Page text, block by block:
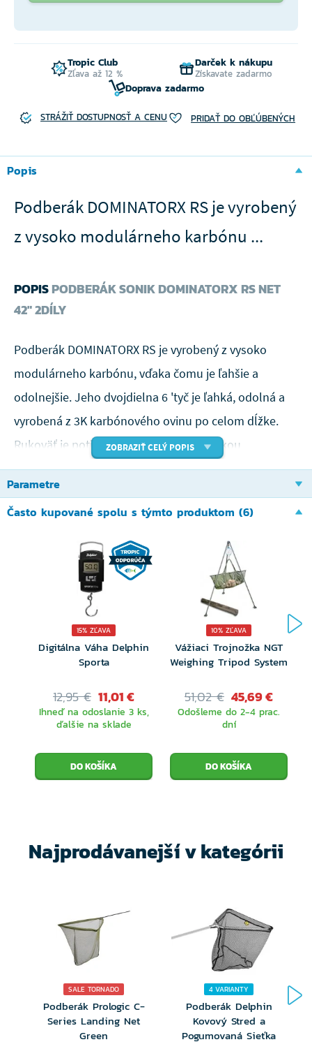
Tropic Club
Zľava až 12 %
Darček k nákupu
Získavate zadarmo
Doprava zadarmo
STRÁŽIŤ DOSTUPNOSŤ A CENU PRIDAŤ DO OBĽÚBENÝCH
Popis
Podberák DOMINATORX RS je vyrobený
z vysoko modulárneho karbónu ...
POPISPODBERÁK SONIK DOMINATORX RS NET
42" 2DÍLY
Podberák DOMINATORX RS je vyrobený z vysoko
modulárneho karbónu, vďaka čomu je ľahšie a
odolnejšie. Jeho dvojdielna 6 'tyč je ľahká, odolná a
vyrobená z 3K karbónového ovinu po celom dĺžke.
Rukoväť je potiahnutá kvalitnou japonskou
zmršťovacie gumou.
Špecifikácia:
Anodizovaný a laserom vyrytý kríž na držanie
ramien
3K karbónový ovin po celom dĺžke tyče a
rukoväť z japonskej zmršťovacej gumy
Zelená sieťka sa šesťuholníkovými okami po
Slučka pre upevnenie sieťky
sieťovinou v spodnej časti
Dodávaný s tenkým prepravným obalom
ZOBRAZIŤ CELÝ POPIS
Parametre
Často kupované spolu s týmto produktom (6)
15% ZĽAVA
Digitálna Váha Delphin
Sporta
12,95 € 11,01 €
Ihneď na odoslanie 3 ks,
ďalšie na sklade
10% ZĽAVA
Vážiaci Trojnožka NGT
Weighing Tripod System
51,02 € 45,69 €
Odošleme do 2-4 prac.
dní
Najprodávanejší v kategórii
SALE TORNADO
Podberák Prologic C-
Series Landing Net
Green
4 VARIANTY
Podberák Delphin
Kovový Stred a
Pogumovaná Sieťka